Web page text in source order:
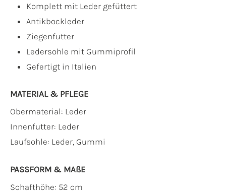
Komplett mit Leder gefüttert
Antikbockleder
Ziegenfutter
Ledersohle mit Gummiprofil
Gefertigt in Italien
MATERIAL & PFLEGE
Obermaterial: Leder
Innenfutter: Leder
Laufsohle: Leder, Gummi
PASSFORM & MAẞE
Schafthöhe: 52 cm